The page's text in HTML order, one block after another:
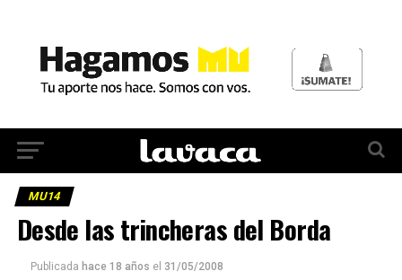
MU14
Desde las trincheras del Borda
Publicada hace 18 años el 31/05/2008